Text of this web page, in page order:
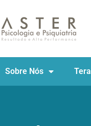
Sobre Nós